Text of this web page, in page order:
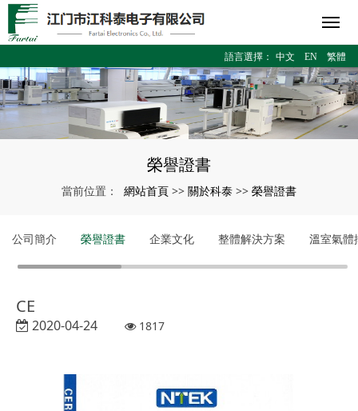
語言選擇： 中文 EN 繁體
榮譽證書
當前位置： 網站首頁 >> 關於科泰 >> 榮譽證書
公司簡介 榮譽證書 企業文化 整體解決方案 溫室氣體
CE
2020-04-24 1817